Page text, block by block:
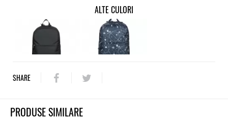
ALTE CULORI
SHARE
PRODUSE SIMILARE